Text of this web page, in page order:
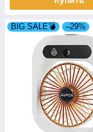
BIG SALE💣 –29%